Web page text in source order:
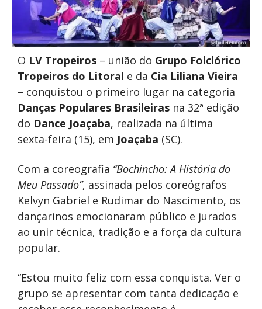
O LV Tropeiros – união do Grupo Folclórico
Tropeiros do Litoral e da Cia Liliana Vieira
– conquistou o primeiro lugar na categoria
Danças Populares Brasileiras na 32ª edição
do Dance Joaçaba, realizada na última
sexta-feira (15), em Joaçaba (SC).
Com a coreografia “Bochincho: A História do
Meu Passado”, assinada pelos coreógrafos
Kelvyn Gabriel e Rudimar do Nascimento, os
dançarinos emocionaram público e jurados
ao unir técnica, tradição e a força da cultura
popular.
“Estou muito feliz com essa conquista. Ver o
grupo se apresentar com tanta dedicação e